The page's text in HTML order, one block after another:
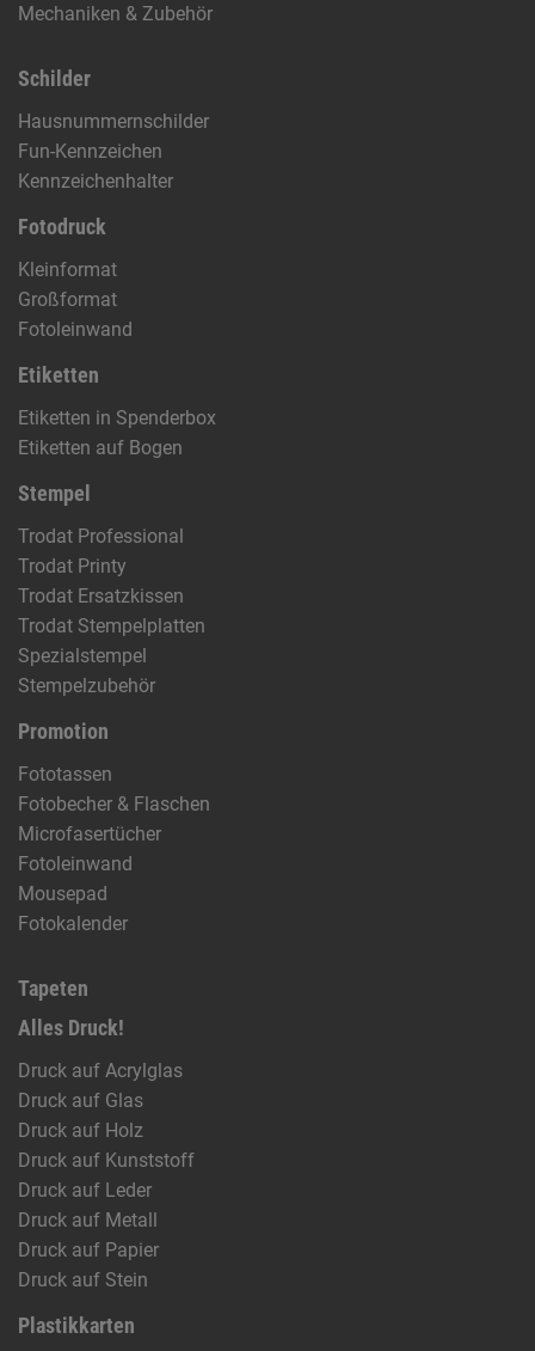
Mechaniken & Zubehör
Schilder
Hausnummernschilder
Fun-Kennzeichen
Kennzeichenhalter
Fotodruck
Kleinformat
Großformat
Fotoleinwand
Etiketten
Etiketten in Spenderbox
Etiketten auf Bogen
Stempel
Trodat Professional
Trodat Printy
Trodat Ersatzkissen
Trodat Stempelplatten
Spezialstempel
Stempelzubehör
Promotion
Fototassen
Fotobecher & Flaschen
Microfasertücher
Fotoleinwand
Mousepad
Fotokalender
Tapeten
Alles Druck!
Druck auf Acrylglas
Druck auf Glas
Druck auf Holz
Druck auf Kunststoff
Druck auf Leder
Druck auf Metall
Druck auf Papier
Druck auf Stein
Plastikkarten